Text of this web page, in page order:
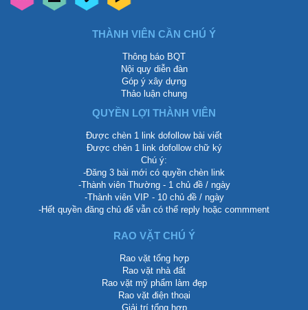
THÀNH VIÊN CẦN CHÚ Ý
Thông báo BQT
Nội quy diễn đàn
Góp ý xây dựng
Thảo luận chung
QUYỀN LỢI THÀNH VIÊN
Được chèn 1 link dofollow bài viết
Được chèn 1 link dofollow chữ ký
Chú ý:
-Đăng 3 bài mới có quyền chèn link
-Thành viên Thường - 1 chủ đề / ngày
-Thành viên VIP - 10 chủ đề / ngày
-Hết quyền đăng chủ để vẫn có thể reply hoặc commment
RAO VẶT CHÚ Ý
Rao vặt tổng hợp
Rao vặt nhà đất
Rao vặt mỹ phẩm làm đẹp
Rao vặt điện thoại
Giải trí tổng hợp